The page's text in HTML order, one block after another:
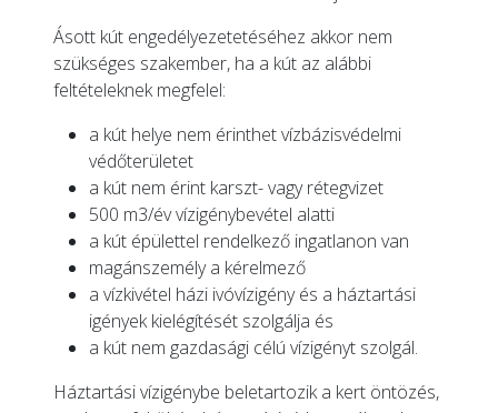
Ásott kút engedélyezetetéséhez akkor nem
szükséges szakember, ha a kút az alábbi
feltételeknek megfelel:
a kút helye nem érinthet vízbázisvédelmi
védőterületet
a kút nem érint karszt- vagy rétegvizet
500 m3/év vízigénybevétel alatti
a kút épülettel rendelkező ingatlanon van
magánszemély a kérelmező
a vízkivétel házi ivóvízigény és a háztartási
igények kielégítését szolgálja és
a kút nem gazdasági célú vízigényt szolgál.
Háztartási vízigénybe beletartozik a kert öntözés,